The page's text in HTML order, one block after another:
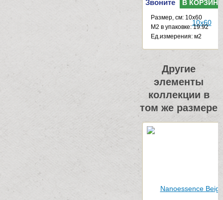
Звоните В КОРЗИНУ
Размер, см: 10x60
М2 в упаковке: 19.92
Ед.измерения: м2
Другие
элементы
коллекции в
том же размере